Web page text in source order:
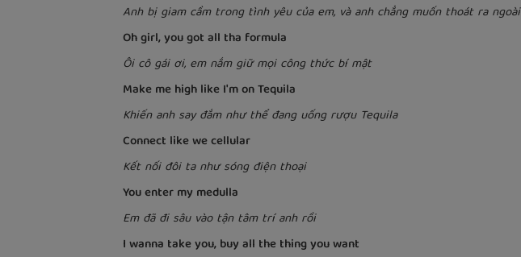
Anh bị giam cầm trong tình yêu của em, và anh chẳng muốn thoát ra ngoài
Oh girl, you got all tha formula
Ôi cô gái ơi, em nắm giữ mọi công thức bí mật
Make me high like I'm on Tequila
Khiến anh say đắm như thể đang uống rượu Tequila
Connect like we cellular
Kết nối đôi ta như sóng điện thoại
You enter my medulla
Em đã đi sâu vào tận tâm trí anh rồi
I wanna take you, buy all the thing you want